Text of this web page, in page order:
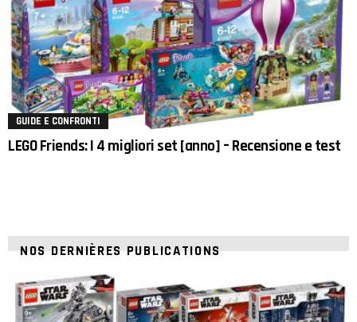
GUIDE E CONFRONTI
LEGO Friends: I 4 migliori set [anno] – Recensione e test
NOS DERNIÈRES PUBLICATIONS